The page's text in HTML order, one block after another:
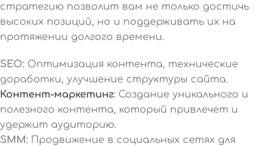
стратегию позволит вам не только достичь
высоких позиций, но и поддерживать их на
протяжении долгого времени.
SEO: Оптимизация контента, технические
доработки, улучшение структуры сайта.
Контент-маркетинг: Создание уникального и
полезного контента, который привлечет и
удержит аудиторию.
SMM: Продвижение в социальных сетях для